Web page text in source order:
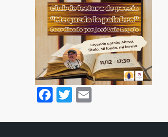
a
la
navegación
F
ac
e
T
w
itt ai